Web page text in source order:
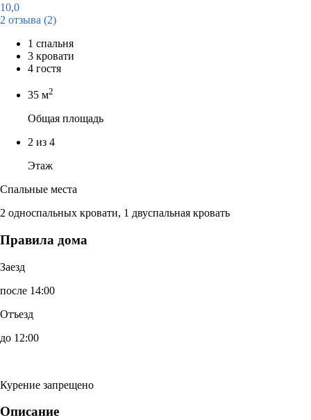
10,0
2 отзыва (2)
1 спальня
3 кровати
4 гостя
35 м2
Общая площадь
2 из 4
Этаж
Спальные места
2 односпальных кровати, 1 двуспальная кровать
Правила дома
Заезд
после 14:00
Отъезд
до 12:00
Курение запрещено
Описание